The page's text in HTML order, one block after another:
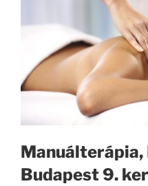
Manuálterápia,
Budapest 9.